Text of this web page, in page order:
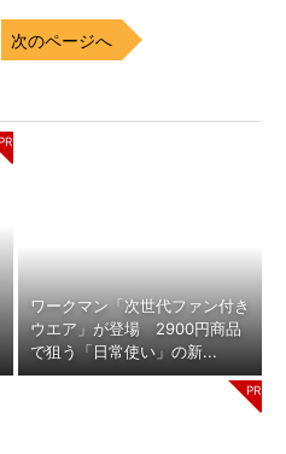
次のページへ
ワークマン「次世代ファン付き
ウエア」が登場 2900円商品
で狙う「日常使い」の新...